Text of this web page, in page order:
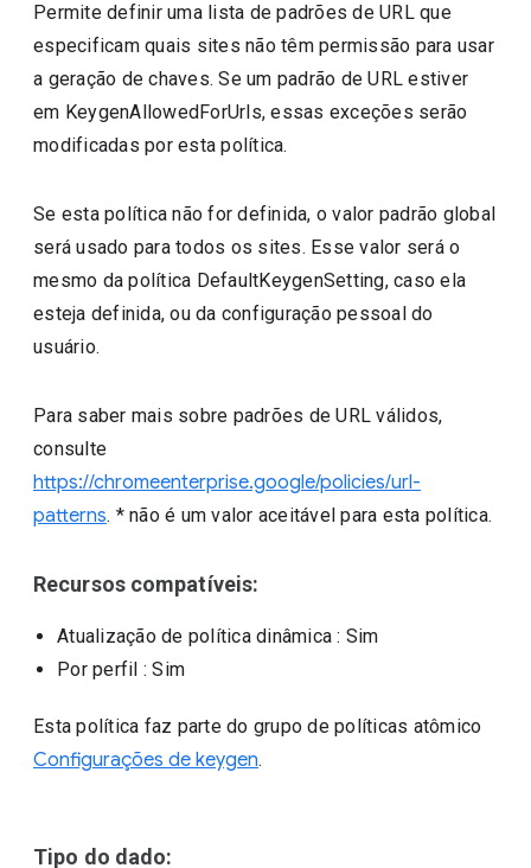
Permite definir uma lista de padrões de URL que
especificam quais sites não têm permissão para usar
a geração de chaves. Se um padrão de URL estiver
em KeygenAllowedForUrls, essas exceções serão
modificadas por esta política.
Se esta política não for definida, o valor padrão global
será usado para todos os sites. Esse valor será o
mesmo da política DefaultKeygenSetting, caso ela
esteja definida, ou da configuração pessoal do
usuário.
Para saber mais sobre padrões de URL válidos,
consulte
https://chromeenterprise.google/policies/url-
patterns. * não é um valor aceitável para esta política.
Recursos compatíveis:
Atualização de política dinâmica : Sim
Por perfil : Sim
Esta política faz parte do grupo de políticas atômico
Configurações de keygen.
Tipo do dado: